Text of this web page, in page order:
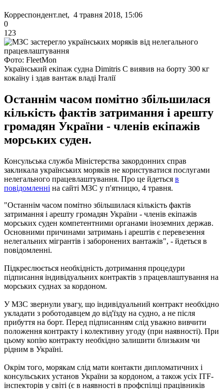
Корреспондент.net, 4 травня 2018, 15:06
0
123
Фото: FleetMon
Український екіпаж судна Dimitris C виявив на борту 300 кг
кокаїну і здав вантаж владі Італії
Останнім часом помітно збільшилася
кількість фактів затримання і арешту
громадян України - членів екіпажів
морських суден.
Консульська служба Міністерства закордонних справ
закликала українських моряків не користуватися послугами
нелегального працевлаштування. Про це йдеться в
повідомленні на сайті МЗС у п'ятницю, 4 травня.
"Останнім часом помітно збільшилася кількість фактів
затримання і арешту громадян України - членів екіпажів
морських суден компетентними органами іноземних держав.
Основними причинами затримань і арештів є перевезення
нелегальних мігрантів і заборонених вантажів", - йдеться в
повідомленні.
Підкреслюється необхідність дотримання процедури
підписання індивідуальних контрактів з працевлаштування на
морських суднах за кордоном.
У МЗС звернули увагу, що індивідуальний контракт необхідно
укладати з роботодавцем до від'їзду на судно, а не після
прибуття на борт. Перед підписанням слід уважно вивчити
положення контракту і колективну угоду (при наявності). При
цьому копію контракту необхідно залишити близьким чи
рідним в Україні.
Окрім того, морякам слід мати контакти дипломатичних і
консульських установ України за кордоном, а також усіх ITF-
інспекторів у світі (є в наявності в профспілці працівників